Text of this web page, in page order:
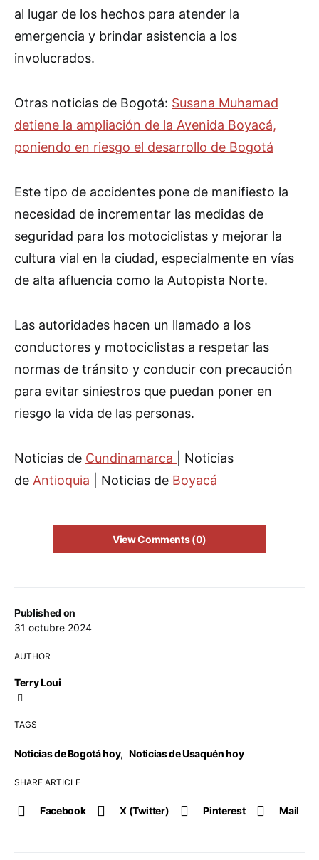
Published on
31 octubre 2024
AUTHOR
Terry Loui
TAGS
Noticias de Bogotá hoy, Noticias de Usaquén hoy
SHARE ARTICLE
Facebook X (Twitter) Pinterest Mail
al lugar de los hechos para atender la
emergencia y brindar asistencia a los
involucrados.
Otras noticias de Bogotá: Susana Muhamad
detiene la ampliación de la Avenida Boyacá,
poniendo en riesgo el desarrollo de Bogotá
Este tipo de accidentes pone de manifiesto la
necesidad de incrementar las medidas de
seguridad para los motociclistas y mejorar la
cultura vial en la ciudad, especialmente en vías
de alta afluencia como la Autopista Norte.
Las autoridades hacen un llamado a los
conductores y motociclistas a respetar las
normas de tránsito y conducir con precaución
para evitar siniestros que puedan poner en
riesgo la vida de las personas.
Noticias de Cundinamarca
| Noticias
de Antioquia | Noticias de Boyacá
View Comments (0)